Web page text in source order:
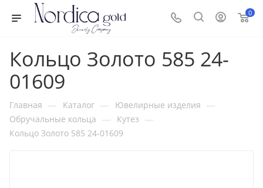
0
Кольцо Золото 585 24-
01609
Главная — Каталог — Ювелирные изделия —
Обручальные кольца — Кутез —
Кольцо Золото 585 24-01609